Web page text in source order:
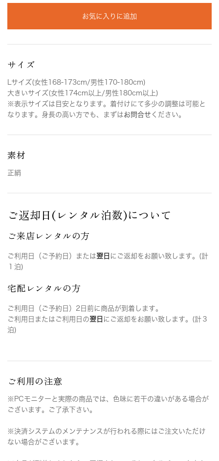
お気に入りに追加
サイズ
Lサイズ(女性168-173cm/男性170-180cm)
大きいサイズ(女性174cm以上/男性180cm以上)
※表示サイズは目安となります。着付けにて多少の調整は可能と
なります。身長の高い方でも、まずはお問合せ ください。
素材
正絹
ご返却日(レンタル泊数)について
ご来店レンタルの方
ご利用日（ご予約日）または翌日 にご返却をお願い致します。(計
１泊)
宅配レンタルの方
ご利用日（ご予約日）2日前に商品が到着します。
ご利用日またはご利用日の翌日 にご返却をお願い致します。(計３
泊)
ご利用の注意
※PCモニターと実際の商品では、色味に若干の違いがある場合が
ございます。ご了承下さい。
※決済システムのメンテナンスが行われる際にはご注文いただけ
ない場合がございます。